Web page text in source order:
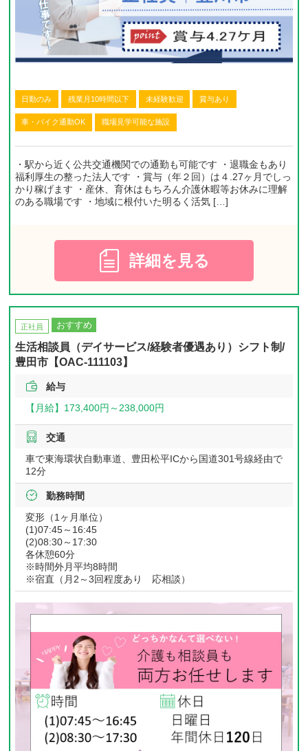
日勤のみ 残業月10時間以下 未経験歓迎 賞与あり
車・バイク通勤OK 職場見学可能な施設
・駅から近く公共交通機関での通勤も可能です ・退職金もあり
福利厚生の整った法人です ・賞与（年２回）は４.27ヶ月でしっ
かり稼げます ・産休、育休はもちろん介護休暇等お休みに理解
のある職場です ・地域に根付いた明るく活気 […]
詳細を見る
正社員 おすすめ
生活相談員（デイサービス/経験者優遇あり）シフト制/
豊田市【OAC-111103】
給与
【月給】 173,400円～ 238,000円
交通
車で東海環状自動車道、豊田松平ICから国道301号線経由で
12分
勤務時間
変形（1ヶ月単位）
(1)07:45～16:45
(2)08:30～17:30
各休憩60分
※時間外月平均8時間
※宿直（月2～3回程度あり 応相談）